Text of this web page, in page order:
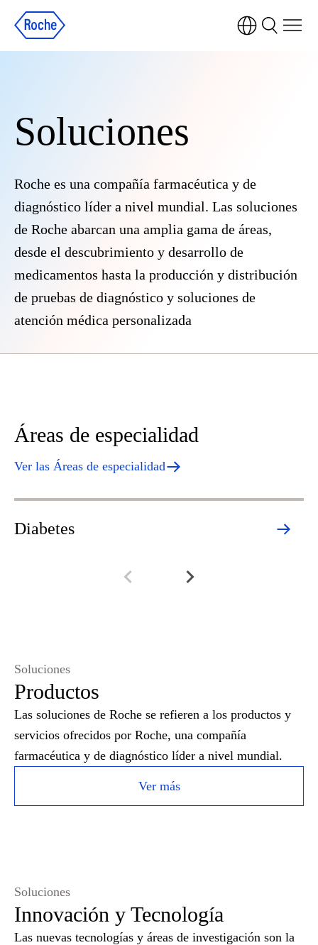
Soluciones
Roche es una compañía farmacéutica y de
diagnóstico líder a nivel mundial. Las soluciones
de Roche abarcan una amplia gama de áreas,
desde el descubrimiento y desarrollo de
medicamentos hasta la producción y distribución
de pruebas de diagnóstico y soluciones de
atención médica personalizada
Áreas de especialidad
Ver las Áreas de especialidad
Diabetes
Soluciones
Productos
Las soluciones de Roche se refieren a los productos y
servicios ofrecidos por Roche, una compañía
farmacéutica y de diagnóstico líder a nivel mundial.
Ver más
Soluciones
Innovación y Tecnología
Las nuevas tecnologías y áreas de investigación son la